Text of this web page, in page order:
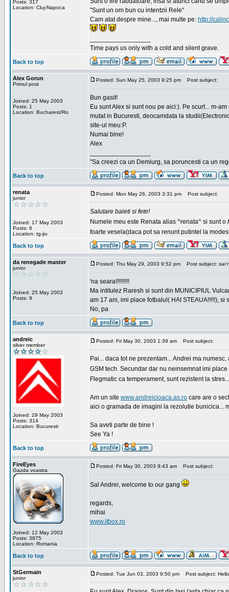
Posts: 317
Location: Cluj-Napoca
"Sunt un om bun cu intentzii Rele"
Cam atat despre mine..., mai multe pe: http://
Time pays us only with a cold and silent grave.
Back to top
Alex Gorun
Primul post
Joined: 25 May 2003
Posts: 1
Location: Bucharest/Ro
Posted: Sun May 25, 2003 9:25 pm Post subject:
Bun gasit!
Eu sunt Alex si sunt nou pe aici:). Pe scurt... m-
mutat in Bucuresti, deocamdata la
site-ul meu:P.
Numai bine!
Alex
"Sa creezi ca un Demiurg, sa poruncesti ca un
Back to top
renata
junior
Joined: 17 May 2003
Posts: 6
Location: tg-jiu
Posted: Mon May 26, 2003 3:31 pm Post subject:
Salutare baieti si fete!
Numele meu este Renata alias ^renata^ si sunt o
foarte vesela(daca pot sa renunt putintel la
Back to top
da renegade master
junior
Joined: 25 May 2003
Posts: 9
Posted: Thu May 29, 2003 9:52 pm Post subject:
'na seara!!!!!!!!!
Ma intitulez Raresh si sunt din MUNICIPIUL
am 17 ani, imi place fotbalul( HAI STEAUA!!!!!), si
No, pa
Back to top
andreic
silver member
Joined: 29 May 2003
Posts: 314
Location: Bucuresti
Posted: Fri May 30, 2003 1:39 am Post subject:
Pai... daca tot ne prezentam... Andrei ma
GSM tech. Secundar dar nu neinsemnat imi
Flegmatic ca temperament, sunt rezistent la
Am un site www.andreicioaca.as.ro care are o
aici o gramada de imagini la rezolutie bunicica...
Sa aveti parte de bine !
See Ya !
Back to top
FireEyes
Gazda voastra
Joined: 12 May 2003
Posts: 3875
Location: Romania
Posted: Fri May 30, 2003 9:43 am Post subject:
Sal Andrei, welcome to our gang
regards,
mihai
www.itbox.ro
Back to top
StGermain
junior
Posted: Tue Jun 03, 2003 9:50 pm Post subject: